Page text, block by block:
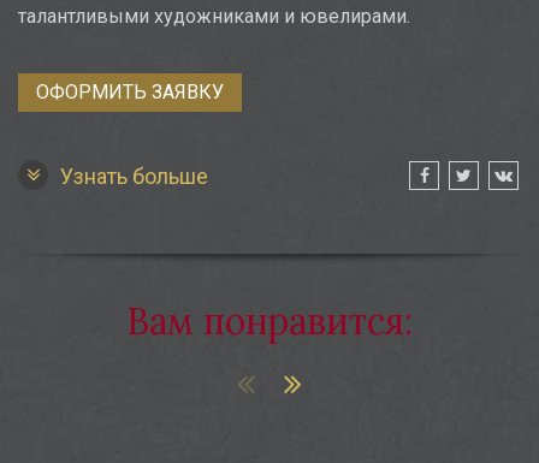
талантливыми художниками и ювелирами.
ОФОРМИТЬ ЗАЯВКУ
Узнать больше
Вам понравится: